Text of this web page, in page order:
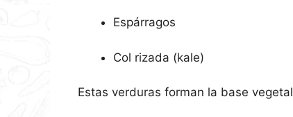
Espárragos
Col rizada (kale)
Estas verduras forman la base